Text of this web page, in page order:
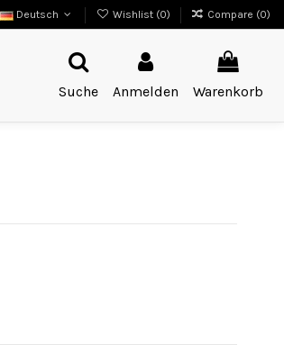
Deutsch Wishlist (0) Compare (0)
Suche
Anmelden Warenkorb